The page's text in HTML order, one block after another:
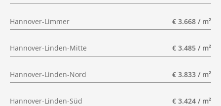
Hannover-Limmer € 3.668 / m²
Hannover-Linden-Mitte € 3.485 / m²
Hannover-Linden-Nord € 3.833 / m²
Hannover-Linden-Süd € 3.424 / m²